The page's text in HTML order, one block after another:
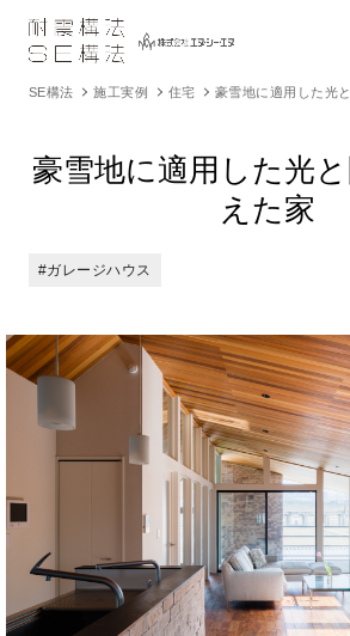
SE構法 施工実例 住宅 豪雪地に適用した光
豪雪地に適用した光
えた家
#ガレージハウス